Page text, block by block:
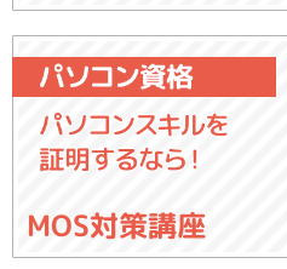
MOS対策講座